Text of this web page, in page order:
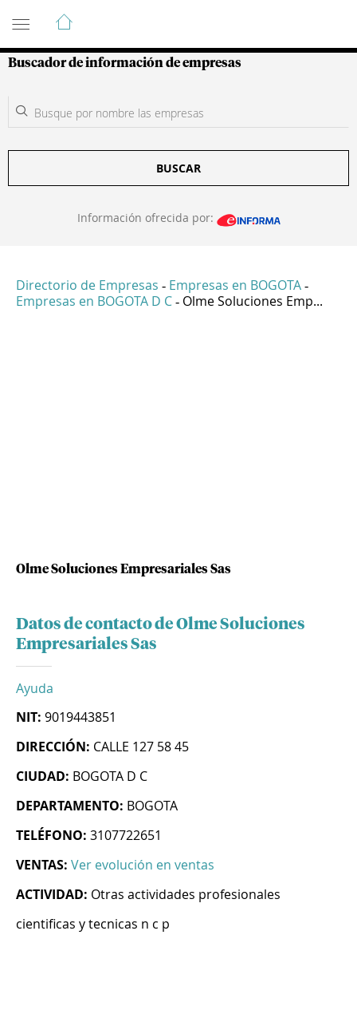
Guía de Empresas Colombianas
Buscador de información de empresas
BUSCAR
Información ofrecida por:
Directorio de Empresas - Empresas en BOGOTA -
Empresas en BOGOTA D C - Olme Soluciones Emp...
Olme Soluciones Empresariales Sas
Datos de contacto de Olme Soluciones
Empresariales Sas
Ayuda
NIT: 9019443851
DIRECCIÓN: CALLE 127 58 45
CIUDAD: BOGOTA D C
DEPARTAMENTO: BOGOTA
TELÉFONO: 3107722651
VENTAS: Ver evolución en ventas
ACTIVIDAD: Otras actividades profesionales
cientificas y tecnicas n c p